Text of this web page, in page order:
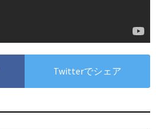
Twitterでシェア